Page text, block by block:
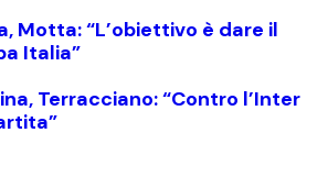
Motta: “L’obiettivo è dare il
Italia”
Terracciano: “Contro l’Inter